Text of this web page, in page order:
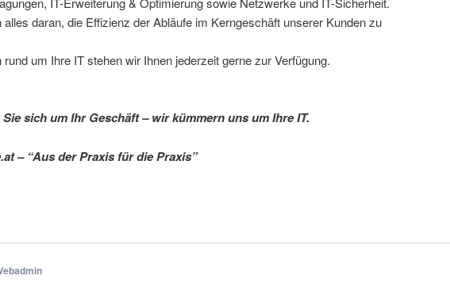
alles daran, die Effizienz der Abläufe im Kerngeschäft unserer Kunden zu
rund um Ihre IT stehen wir Ihnen jederzeit gerne zur Verfügung.
sich um Ihr Geschäft – wir kümmern uns um Ihre IT.
– “Aus der Praxis für die Praxis”